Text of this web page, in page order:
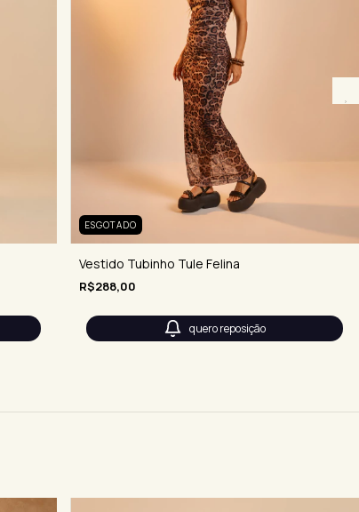
ESGOTADO
Vestido Tubinho Tule Felina
R$288,00
quero reposição